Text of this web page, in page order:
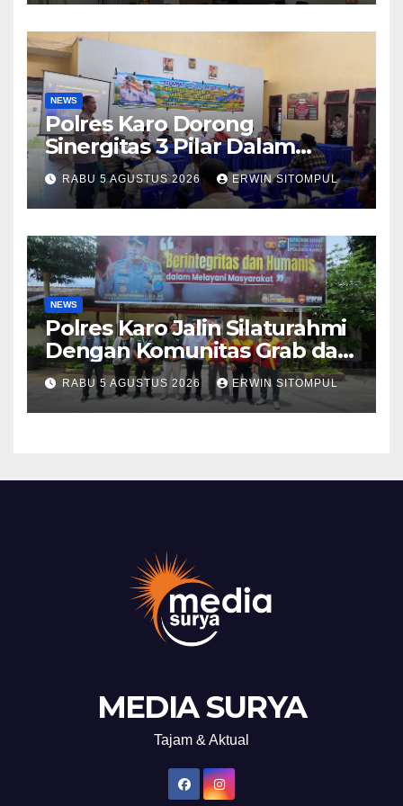
NEWS
Polres Karo Dorong
Sinergitas 3 Pilar Dalam
Pelatihan Pencengahan dan
Mitigasi Bencana Tahun 2026
RABU 5 AGUSTUS 2026 ERWIN SITOMPUL
NEWS
Polres Karo Jalin Silaturahmi
Dengan Komunitas Grab dan
Giseh, Perkuat Sinergi Jaga
Kamtibmas Jelang HUT RI
ke-81
RABU 5 AGUSTUS 2026 ERWIN SITOMPUL
MEDIA SURYA
Tajam & Aktual